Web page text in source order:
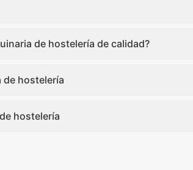
de hostelería de calidad?
de hostelería
hostelería